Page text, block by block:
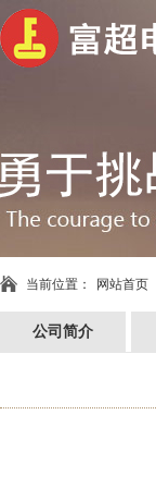
当前位置： 网站首页
公司简介